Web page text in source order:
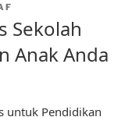
Sekolah
Anak Anda
untuk Pendidikan